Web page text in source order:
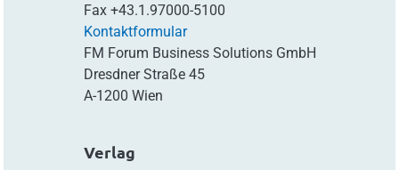
Fax +43.1.97000-5100
Kontaktformular
FM Forum Business Solutions GmbH
Dresdner Straße 45
A-1200 Wien
Verlag